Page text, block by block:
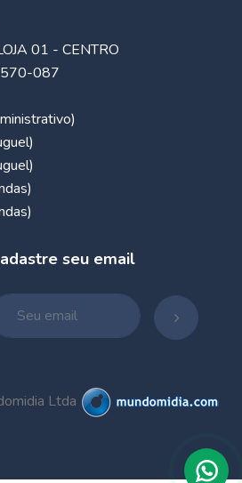
01 - CENTRO
087
seu email
Ltda